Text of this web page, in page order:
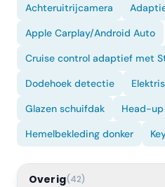
Achteruitrijcamera
Apple Carplay/Android Auto
Cruise control adaptief met
Dodehoek detectie
Glazen schuifdak
Head-
Hemelbekleding donker
Overig(42)